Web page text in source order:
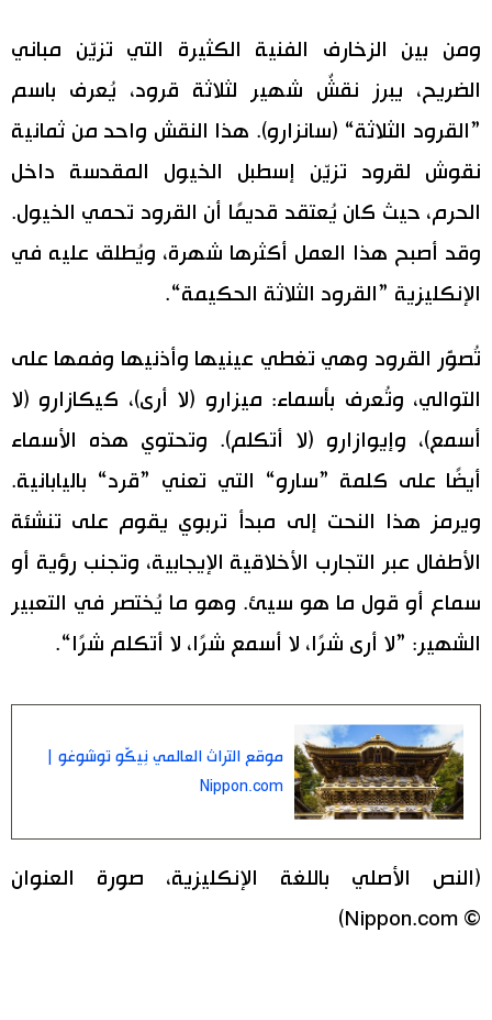
ومن بين الزخارف الفنية الكثيرة التي تزيّن مباني
الضريح، يبرز نقشٌ شهير لثلاثة قرود، يُعرف باسم
”القرود الثلاثة“ (سانزارو). هذا النقش واحد من ثمانية
نقوش لقرود تزيّن إسطبل الخيول المقدسة داخل
الحرم، حيث كان يُعتقد قديمًا أن القرود تحمي الخيول.
وقد أصبح هذا العمل أكثرها شهرة، ويُطلق عليه في
الإنكليزية ”القرود الثلاثة الحكيمة“.
تُصوَّر القرود وهي تغطي عينيها وأذنيها وفمها على
التوالي، وتُعرف بأسماء: ميزارو (لا أرى)، كيكازارو (لا
أسمع)، وإيوازارو (لا أتكلم). وتحتوي هذه الأسماء
أيضًا على كلمة ”سارو“ التي تعني ”قرد“ باليابانية.
ويرمز هذا النحت إلى مبدأ تربوي يقوم على تنشئة
الأطفال عبر التجارب الأخلاقية الإيجابية، وتجنب رؤية أو
سماع أو قول ما هو سيئ. وهو ما يُختصر في التعبير
الشهير: ”لا أرى شرًا، لا أسمع شرًا، لا أتكلم شرًا“.
موقع التراث العالمي نِيكّو توشوغو |
Nippon.com
(النص الأصلي باللغة الإنكليزية، صورة العنوان
© Nippon.com)